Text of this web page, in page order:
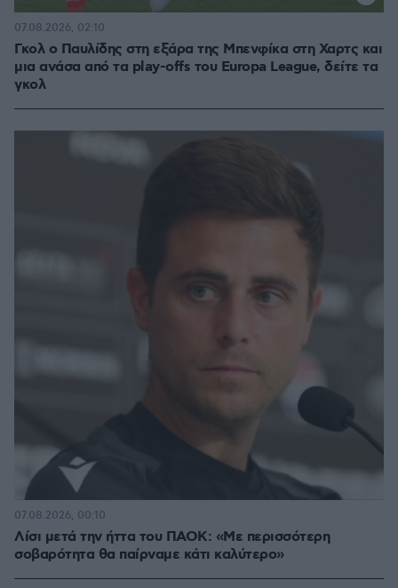
Γκολ ο Παυλίδης στη εξάρα της Μπενφίκα στη Χαρτς και
μια ανάσα από τα play-offs του Europa League, δείτε τα
γκολ
07.08.2026, 02:10
Λίσι μετά την ήττα του ΠΑΟΚ: «Με περισσότερη
σοβαρότητα θα παίρναμε κάτι καλύτερο»
07.08.2026, 00:10